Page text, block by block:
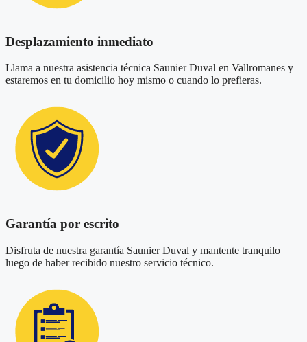
Desplazamiento inmediato
Llama a nuestra asistencia técnica Saunier Duval en Vallromanes y
estaremos en tu domicilio hoy mismo o cuando lo prefieras.
Garantía por escrito
Disfruta de nuestra garantía Saunier Duval y mantente tranquilo
luego de haber recibido nuestro servicio técnico.